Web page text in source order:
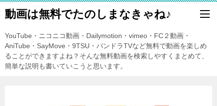
動画は無料でたのしまなきゃね♪
YouTube・ニコニコ動画・Dailymotion・vimeo・FC２動画・
AniTube・SayMove・9TSU・パンドラTVなど無料で動画を楽しめ
ることができますよね？そんな無料動画を検索しやすくまとめて、
簡単な説明も書いていこうと思います。